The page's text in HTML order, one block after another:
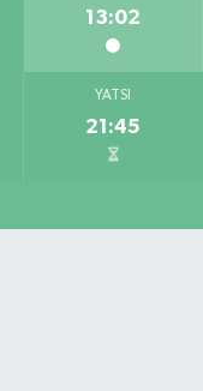
13:02
YATSI
21:45